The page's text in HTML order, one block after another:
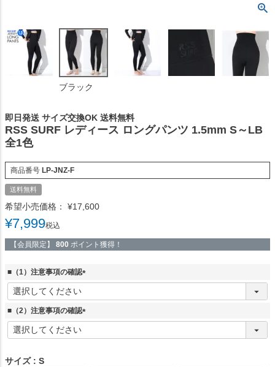
ブラック
即日発送 サイズ交換OK 送料無料
RSS SURF レディース ロングパンツ 1.5mm S～LB
全1色
商品番号 LP-JNZ-F
送料無料
希望小売価格： ¥17,600
¥7,999税込
【会員限定】 800 ポイント獲得！
■（1）注意事項の確認
(
須
■（2）注意事項の確認
(
サイズ
S